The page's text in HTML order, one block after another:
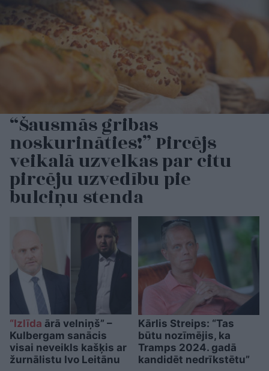
“Šausmās gribas
noskurināties!” Pircējs
veikalā uzvelkas par citu
pircēju uzvedību pie
bulciņu stenda
“Izlīda ārā velniņš” –
Kulbergam sanācis
visai neveikls kašķis ar
žurnālistu Ivo Leitānu
Kārlis Streips: “Tas
būtu nozīmējis, ka
Tramps 2024. gadā
kandidēt nedrīkstētu”